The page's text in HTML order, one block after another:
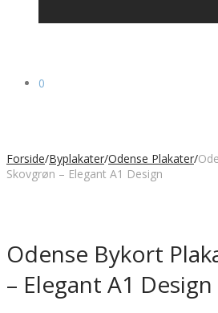
0
Forside/Byplakater/Odense Plakater/
Skovgrøn – Elegant A1 Design
Odense Bykort
– Elegant A1 Design